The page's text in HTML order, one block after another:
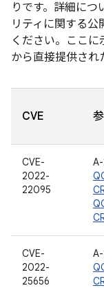
りです。詳細につ
リティに関する
ください。ここ
から直接提供され
CVE
CVE-
2022-
22095
CVE-
2022-
25656